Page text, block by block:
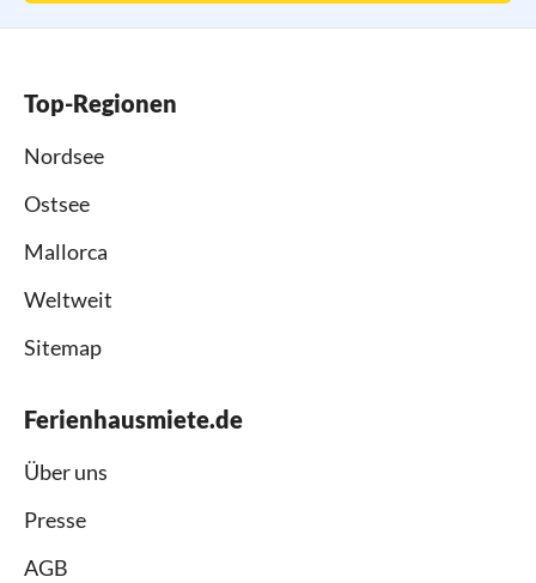
Top-Regionen
Nordsee
Ostsee
Mallorca
Weltweit
Sitemap
Ferienhausmiete.de
Über uns
Presse
AGB